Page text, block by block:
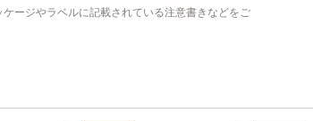
ージやラベルに記載されている注意書きなどをご